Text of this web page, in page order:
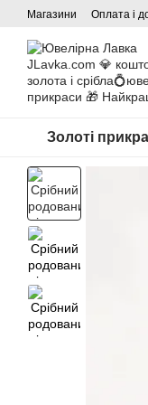
Перейти до
Магазини Оплата і
Золоті